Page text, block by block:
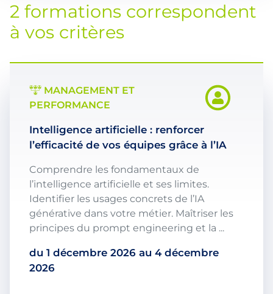
2 formations correspondent
à vos critères
MANAGEMENT ET
PERFORMANCE
Intelligence artificielle : renforcer
l’efficacité de vos équipes grâce à l’IA
Comprendre les fondamentaux de
l’intelligence artificielle et ses limites.
Identifier les usages concrets de l’IA
générative dans votre métier. Maîtriser les
principes du prompt engineering et la ...
du 1 décembre 2026 au 4 décembre
2026